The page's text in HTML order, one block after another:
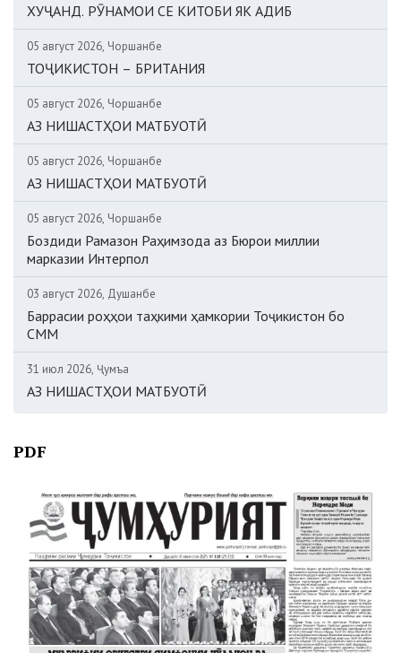
ХУҶАНД. РӮНАМОИ СЕ КИТОБИ ЯК АДИБ
05 август 2026, Чоршанбе
ТОҶИКИСТОН – БРИТАНИЯ
05 август 2026, Чоршанбе
АЗ НИШАСТҲОИ МАТБУОТӢ
05 август 2026, Чоршанбе
АЗ НИШАСТҲОИ МАТБУОТӢ
05 август 2026, Чоршанбе
Боздиди Рамазон Раҳимзода аз Бюрои миллии
марказии Интерпол
03 август 2026, Душанбе
Баррасии роҳҳои таҳкими ҳамкории Тоҷикистон бо
СММ
31 июл 2026, Ҷумъа
АЗ НИШАСТҲОИ МАТБУОТӢ
PDF